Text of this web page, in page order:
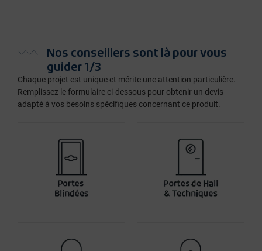
Nos conseillers sont là pour vous
guider 1/3
Chaque projet est unique et mérite une attention particulière.
Remplissez le formulaire ci-dessous pour obtenir un devis
adapté à vos besoins spécifiques concernant ce produit.